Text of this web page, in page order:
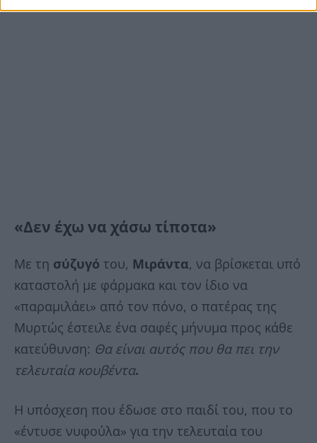
«Δεν έχω να χάσω τίποτα»
Με τη σύζυγό του, Μιράντα, να βρίσκεται υπό
καταστολή με φάρμακα και τον ίδιο να
«παραμιλάει» από τον πόνο, ο πατέρας της
Μυρτώς έστειλε ένα σαφές μήνυμα προς κάθε
κατεύθυνση: Θα είναι αυτός που θα πει την
τελευταία κουβέντα.
Η υπόσχεση που έδωσε στο παιδί του, που το
«έντυσε νυφούλα» για την τελευταία του